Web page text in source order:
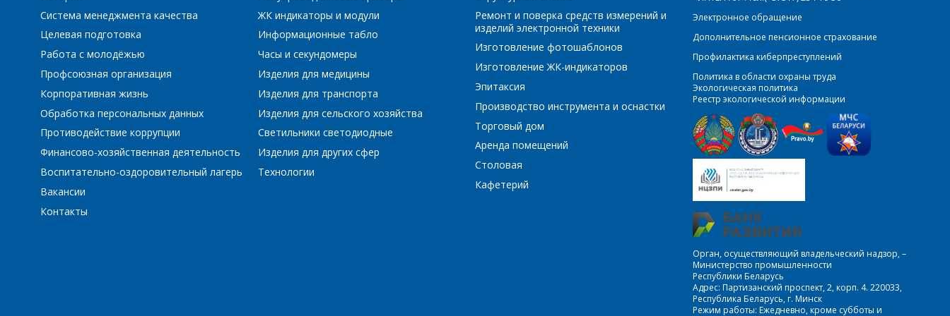
Система менеджмента качества
Целевая подготовка
Работа с молодёжью
Профсоюзная организация
Корпоративная жизнь
Обработка персональных данных
Противодействие коррупции
Финансово-хозяйственная деятельность
Воспитательно-оздоровительный лагерь
Вакансии
Контакты
ЖК индикаторы и модули
Информационные табло
Часы и секундомеры
Изделия для медицины
Изделия для транспорта
Изделия для сельского хозяйства
Светильники светодиодные
Изделия для других сфер
Технологии
Ремонт и поверка средств измерений и
изделий электронной техники
Изготовление фотошаблонов
Изготовление ЖК-индикаторов
Эпитаксия
Производство инструмента и оснастки
Торговый дом
Аренда помещений
Столовая
Кафетерий
Электронное обращение
Дополнительное пенсионное страхование
Профилактика киберпреступлений
Политика в области охраны труда
Экологическая политика
Реестр экологической информации
Орган, осуществляющий владельческий надзор, –
Министерство промышленности
Республики Беларусь
Адрес: Партизанский проспект, 2, корп. 4. 220033,
Республика Беларусь, г. Минск
Режим работы: Ежедневно, кроме субботы и
Интересующий товар/услуга, их количество*
Комментарий
Сообщение
Я согласен на обработку персональных данных